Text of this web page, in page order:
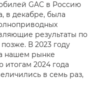
GAC в Россию
в декабре, была
результаты по
В 2023 году
нашем рынке
итогам 2024 года
в семь раз,